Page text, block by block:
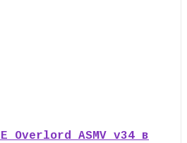
Overlord ASMV v34 в